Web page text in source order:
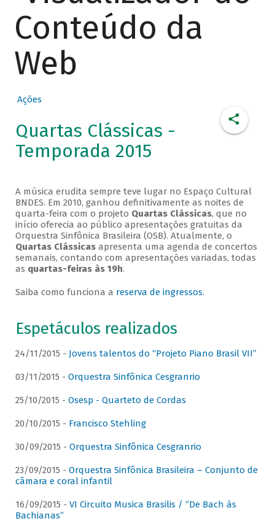
Conteúdo da
Web
Ações
Quartas Clássicas -
Temporada 2015
A música erudita sempre teve lugar no Espaço Cultural
BNDES. Em 2010, ganhou definitivamente as noites de
quarta-feira com o projeto Quartas Clássicas, que no
início oferecia ao público apresentações gratuitas da
Orquestra Sinfônica Brasileira (OSB). Atualmente, o
Quartas Clássicasapresenta uma agenda de concertos
semanais, contando com apresentações variadas, todas
as quartas-feiras às 19h.
Saiba como funciona a reserva de ingressos.
Espetáculos realizados
24/11/2015 - Jovens talentos do “Projeto Piano Brasil VII”
03/11/2015 - Orquestra Sinfônica Cesgranrio
25/10/2015 - Osesp - Quarteto de Cordas
20/10/2015 - Francisco Stehling
30/09/2015 - Orquestra Sinfônica Cesgranrio
23/09/2015 - Orquestra Sinfônica Brasileira – Conjunto de
câmara e coral infantil
16/09/2015 - VI Circuito Musica Brasilis / “De Bach às
Bachianas”